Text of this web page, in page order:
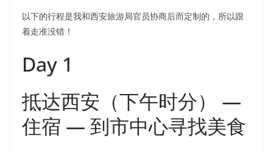
以下的行程是我和西安旅游局官员协商后而定制的，所以跟
着走准没错！
Day 1
抵达西安（下午时分） —
住宿 — 到市中心寻找美食